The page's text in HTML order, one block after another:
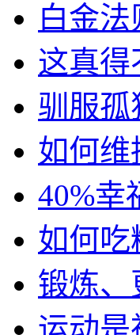
白金法
这真
驯服孤
如何维
40%幸
如何吃
锻炼、